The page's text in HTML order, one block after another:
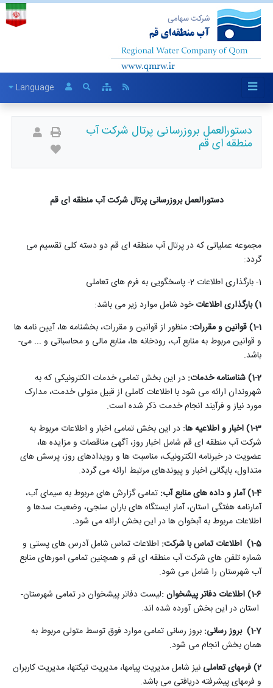
Language
دستورالعمل بروزرسانی پرتال شرکت آب
منطقه ای قم
دستورالعمل بروزرسانی پرتال شرکت آب منطقه ای قم
مجموعه عملیاتی که در پرتال آب منطقه ­ای قم دو دسته کلی تقسیم می
گردد:
1- بارگذاری اطلاعات 2- پاسخ­گویی به فرم­ های تعاملی
1) بارگذاری اطلاعاتخود شامل موارد زیر می­ باشد:
1-1) قوانین و مقررات: منظور از قوانین و مقررات، بخش­نامه­ ها، آیین­ نامه ­ها
و قوانین مربوط به منابع آب، رودخانه ­ها، منابع مالی و محاسباتی و ... می­
باشد.
1-2) شناسنامه خدمات
: در این بخش تمامی خدمات الکترونیکی که به
شهروندان ارائه می­ شود با اطلاعات کاملی از قبیل متولی خدمت، مدارک
مورد نیاز و فرآیند انجام خدمت ذکر شده است.
1-3) اخبار و اطلاعیه­
ها: در این بخش تمامی اخبار و اطلاعات مربوط به
شرکت آب منطقه­ ای قم شامل اخبار روز، آگهی مناقصات و مزایده­ ها،
عضویت در خبرنامه الکترونیک، مناسبت­ ها و رویدادهای روز، پرسش­ های
متداول، بایگانی اخبار و پیوند­های مرتبط ارائه می گردد.
1-4) آمار و داده­
های منابع آب: تمامی گزارش­ های مربوط به سیمای آب،
آمارنامه هفتگی استان، آمار ایستگاه ­های باران سنجی، وضعیت سدها و
اطلاعات مربوط به آبخوان ها در این بخش ارائه می­ شود.
1-5) اطلاعات تماس با شرکت: اطلاعات تماس شامل آدرس­ های پستی و
شماره تلفن­ های شرکت آب منطقه­ ای قم و همچنین تمامی امورهای منابع
آب شهرستان­ را شامل می شود.
1-6) اطلاعات دفاتر پیشخوان
:لیست دفاتر پیشخوان در تمامی شهرستان­
استان در این بخش آورده شده اند.
1-7) بروز رسانی: بروز رسانی تمامی موارد فوق توسط متولی مربوط به
همان بخش انجام می شود.
2) فرم­های تعاملی
نیز شامل مدیریت پیام­ها، مدیریت تیکت­ها، مدیریت کاربران
و فرم­های پیشرفته دریافتی می­ باشد.